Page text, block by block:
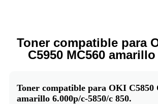
Toner compatible para
C5950 MC560 amarillo
Toner compatible para OKI C5850
amarillo 6.000p/c-5850/c 850.